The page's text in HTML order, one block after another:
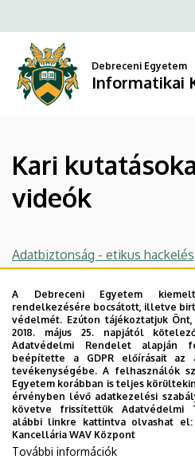
kutatásokat
bemutató
videók
Informatikai
Kar
a
tartalomra
Debreceni Egyetem
Informatikai
Kari
videók
Adatbiztonság - etikus
blokkláncok
Forradalmi újdonság a
Meteorológiai előrejelzések
Önvezető jármű fejlesztés
Szállópor koncentráció
A Debreceni Egyetem
rendelkezésére bocsátott, illetve
védelmét. Ezúton tájékoztatjuk
2018. május 25. napjától
Adatvédelmi Rendelet alapján
beépítette a GDPR előírásait az
tevékenységébe. A felhasználók
Egyetem korábban is teljes
érvényben lévő adatkezelési
követve frissítettük Adatvédelmi
alábbi linkre kattintva olvashat
Kancellária WAV Központ
További információk